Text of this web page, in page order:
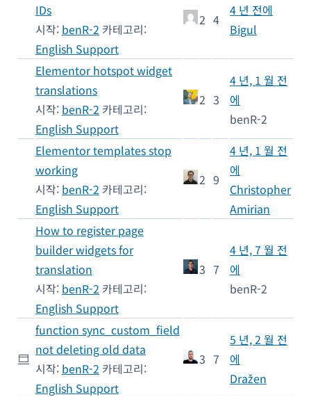
IDs
시작: benR-2 카테고리:
English Support
2 4
4 년 전에
Bigul
Elementor hotspot widget
translations
시작: benR-2 카테고리:
English Support
2 3
4 년, 1 월 전
에
benR-2
Elementor templates stop
working
시작: benR-2 카테고리:
English Support
2 9
4 년, 1 월 전
에
Christopher
Amirian
How to register page
builder widgets for
translation
시작: benR-2 카테고리:
English Support
3 7
4 년, 7 월 전
에
benR-2
function sync_custom_field
not deleting old data
시작: benR-2 카테고리:
English Support
3 7
5 년, 2 월 전
에
Dražen